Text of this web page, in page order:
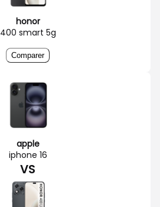
honor
400 smart 5g
Comparer
apple
iphone 16
VS